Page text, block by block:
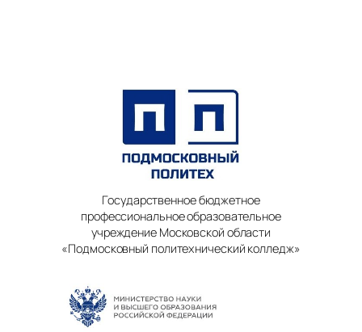
Государственное бюджетное
профессиональное образовательное
учреждение Московской области
«Подмосковный политехнический колледж»